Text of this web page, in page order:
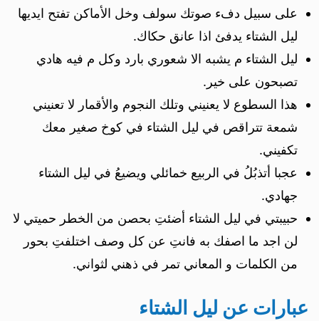
على سبيل دفء صوتك سولف وخل الأماكن تفتح ايديها
ليل الشتاء يدفئ اذا عانق حكاك.
ليل الشتاء م يشبه الا شعوري بارد وكل م فيه هادي
تصبحون على خير.
هذا السطوع لا يعنيني وتلك النجوم والأقمار لا تعنيني
شمعة تتراقص في ليل الشتاء في كوخ صغير معك
تكفيني.
عجبا أتذبُلُ في الربيع خمائلي ويضيعُ في ليل الشتاء
جهادي.
حبيبتي في ليل الشتاء أضئتِ بحصن من الخطر حميتي لا
لن اجد ما اصفك به فانتِ عن كل وصف اختلفتِ بحور
من الكلمات و المعاني تمر في ذهني لثواني.
عبارات عن ليل الشتاء